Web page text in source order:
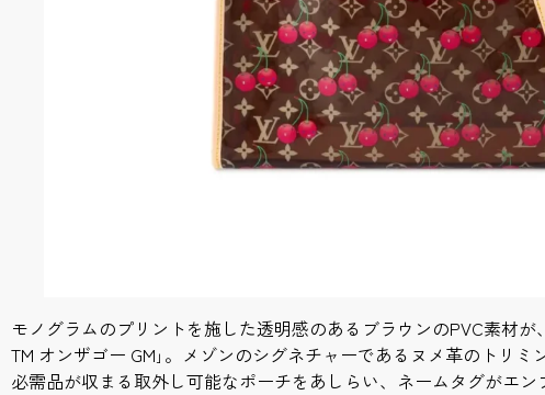
モノグラムのプリントを施した透明感のあるブラウンのPVC素材
TM オンザゴー GM｣。メゾンのシグネチャーであるヌメ革のトリ
必需品が収まる取外し可能なポーチをあしらい、ネームタグがエン